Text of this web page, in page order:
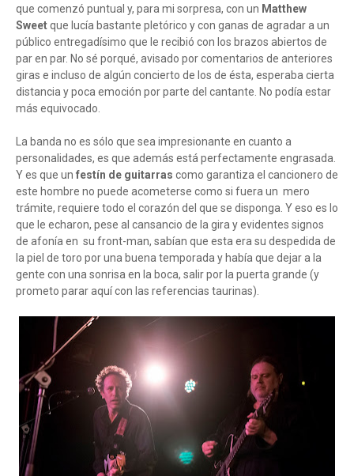
que comenzó puntual y, para mi sorpresa, con un Matthew
Sweetque lucía bastante pletórico y con ganas de agradar a un
público entregadísimo que le recibió con los brazos abiertos de
par en par. No sé porqué, avisado por comentarios de anteriores
giras e incluso de algún concierto de los de ésta, esperaba cierta
distancia y poca emoción por parte del cantante. No podía estar
más equivocado.
La banda no es sólo que sea impresionante en cuanto a
personalidades, es que además está perfectamente engrasada.
Y es que un festín de guitarras como garantiza el cancionero de
este hombre no puede acometerse como si fuera un mero
trámite, requiere todo el corazón del que se disponga. Y eso es lo
que le echaron, pese al cansancio de la gira y evidentes signos
de afonía en su front-man, sabían que esta era su despedida de
la piel de toro por una buena temporada y había que dejar a la
gente con una sonrisa en la boca, salir por la puerta grande (y
prometo parar aquí con las referencias taurinas).